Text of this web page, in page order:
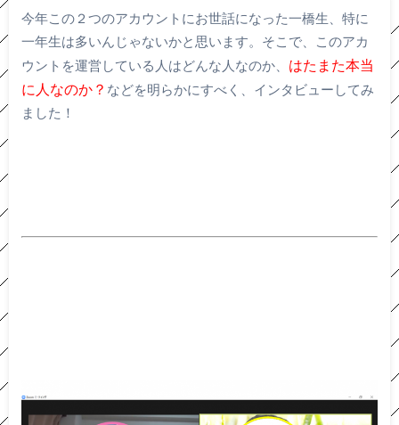
今年この２つのアカウントにお世話になった一橋生、特に
一年生は多いんじゃないかと思います。そこで、このアカ
ウントを運営している人はどんな人なのか、 はたまた本当
に人なのか？ などを明らかにすべく、インタビューしてみ
ました！